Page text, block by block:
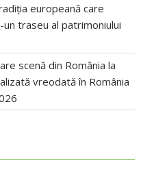
europeană care
traseu al patrimoniului
scenă din România la
vreodată în România